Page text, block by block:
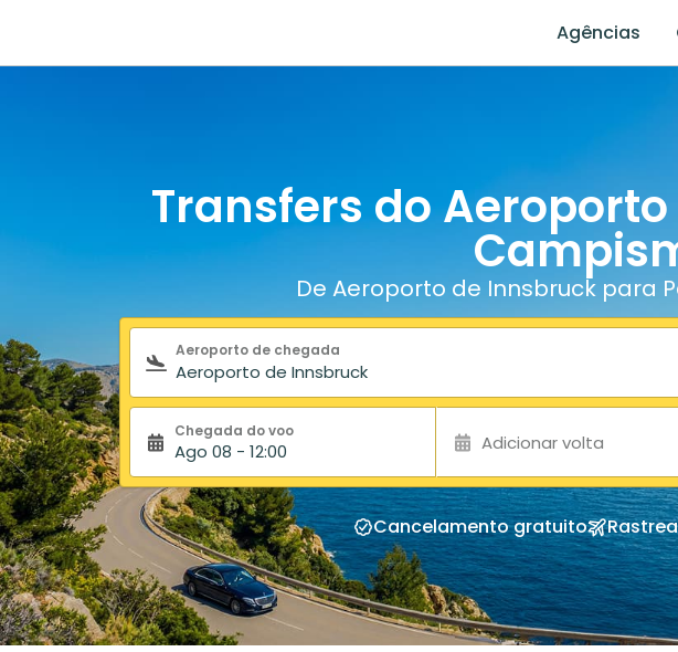
Agências
Transfers do
De Aeroporto de Innsbruck para
Formulário de pesquisa
Aeroporto de chegada
Chegada do voo
Ago 08 - 12:00 Adicionar volta
Cancelamento gratuito